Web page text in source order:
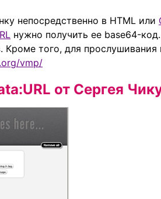
непосредственно в HTML или
нужно получить ее base64-
Кроме того, для
vmp/
от Сергея